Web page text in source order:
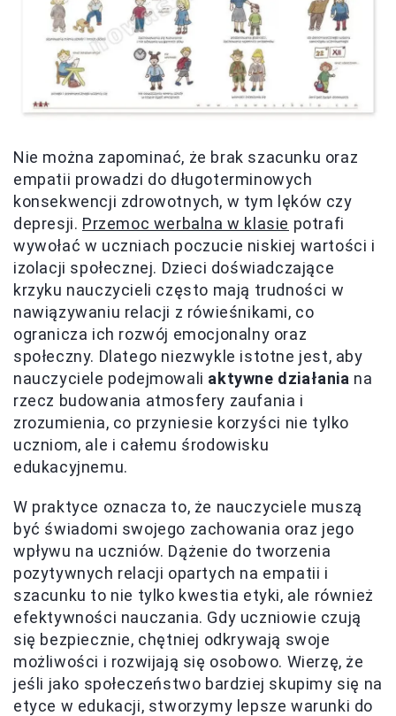
Nie można zapominać, że brak szacunku oraz
empatii prowadzi do długoterminowych
konsekwencji zdrowotnych, w tym lęków czy
depresji. Przemoc werbalna w klasie potrafi
wywołać w uczniach poczucie niskiej wartości i
izolacji społecznej. Dzieci doświadczające
krzyku nauczycieli często mają trudności w
nawiązywaniu relacji z rówieśnikami, co
ogranicza ich rozwój emocjonalny oraz
społeczny. Dlatego niezwykle istotne jest, aby
nauczyciele podejmowali aktywne działania na
rzecz budowania atmosfery zaufania i
zrozumienia, co przyniesie korzyści nie tylko
uczniom, ale i całemu środowisku
edukacyjnemu.
W praktyce oznacza to, że nauczyciele muszą
być świadomi swojego zachowania oraz jego
wpływu na uczniów. Dążenie do tworzenia
pozytywnych relacji opartych na empatii i
szacunku to nie tylko kwestia etyki, ale również
efektywności nauczania. Gdy uczniowie czują
się bezpiecznie, chętniej odkrywają swoje
możliwości i rozwijają się osobowo. Wierzę, że
jeśli jako społeczeństwo bardziej skupimy się na
etyce w edukacji, stworzymy lepsze warunki do